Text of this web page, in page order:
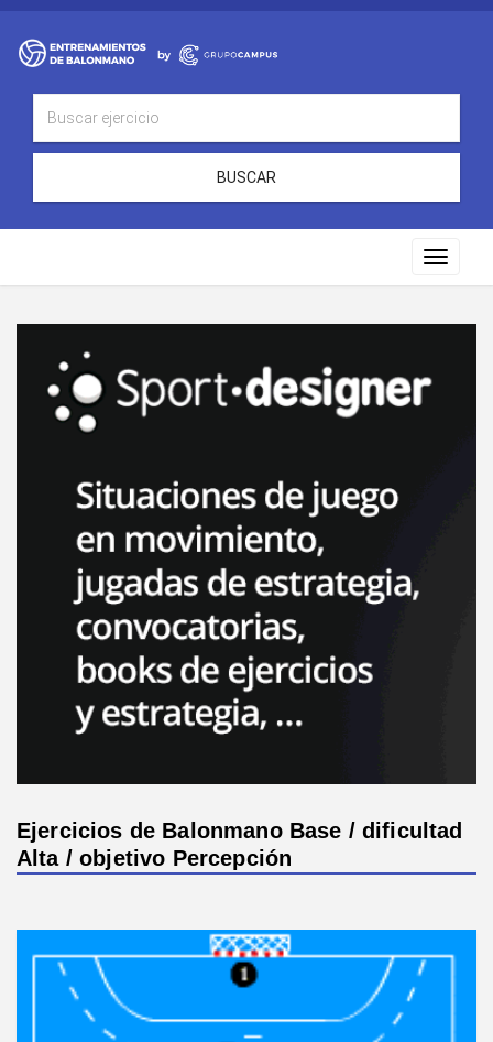
BUSCAR
Toggle
Ejercicios de Balonmano Base / dificultad
Alta / objetivo Percepción